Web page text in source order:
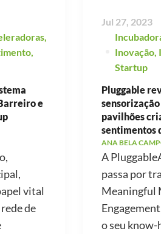
e
vital
de
Jul 27, 2023
Inovação
Startup
Pluggable
pavilhões
sentimentos
ANA BELA
A
passa por
Meaningful
o seu know-